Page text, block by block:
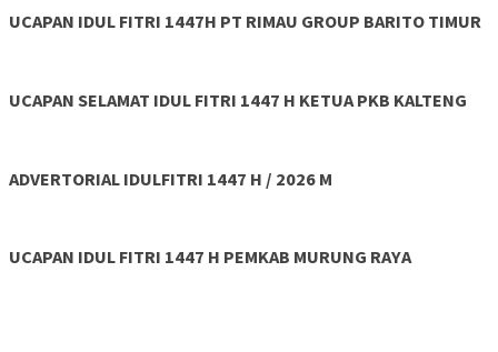
UCAPAN IDUL FITRI 1447H PT RIMAU GROUP BARITO TIMUR
UCAPAN SELAMAT IDUL FITRI 1447 H KETUA PKB KALTENG
ADVERTORIAL IDULFITRI 1447 H / 2026 M
UCAPAN IDUL FITRI 1447 H PEMKAB MURUNG RAYA